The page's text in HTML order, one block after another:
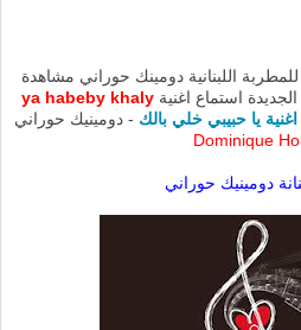
اللبنانية دومينك حوراني مشاهدة
استماع اغنية ya habeby khaly
يا حبيبي خلي بالك - دومينيك حوراني
Dominique
دومينيك حوراني